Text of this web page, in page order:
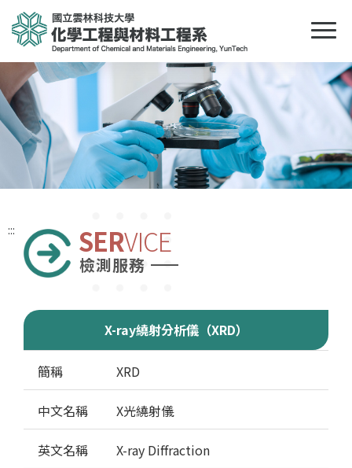
::: SERVICE
檢測服務
X-ray繞射分析儀（XRD）
簡稱 XRD
中文名稱 X光繞射儀
英文名稱 X-ray Diffraction